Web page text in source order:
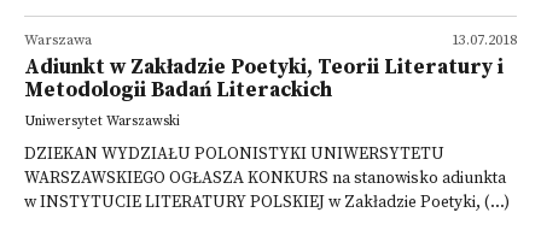
13.07.2018
Warszawa
Adiunkt w Zakładzie Poetyki, Teorii Literatury i
Metodologii Badań Literackich
Uniwersytet Warszawski
DZIEKAN WYDZIAŁU POLONISTYKI UNIWERSYTETU
WARSZAWSKIEGO OGŁASZA KONKURS na stanowisko adiunkta
w INSTYTUCIE LITERATURY POLSKIEJ w Zakładzie Poetyki, (...)